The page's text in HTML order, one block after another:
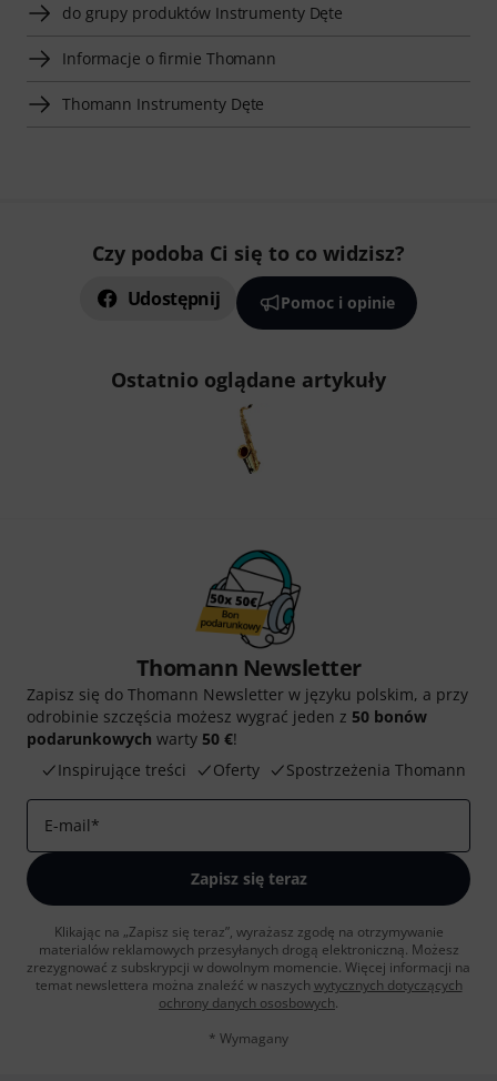
do grupy produktów Instrumenty Dęte
Informacje o firmie Thomann
Thomann Instrumenty Dęte
Czy podoba Ci się to co widzisz?
Udostępnij Pomoc i opinie
Ostatnio oglądane artykuły
Thomann Newsletter
Zapisz się do Thomann Newsletter w języku polskim, a przy
odrobinie szczęścia możesz wygrać jeden z 50 bonów
podarunkowych warty 50 €!
Inspirujące treści
Oferty Spostrzeżenia Thomann
E-mail*
Zapisz się teraz
Klikając na „Zapisz się teraz”, wyrażasz zgodę na otrzymywanie
materialów reklamowych przesyłanych drogą elektroniczną. Możesz
zrezygnować z subskrypcji w dowolnym momencie. Więcej informacji na
temat newslettera można znaleźć w naszych wytycznych dotyczących
ochrony danych ososbowych.
* Wymagany